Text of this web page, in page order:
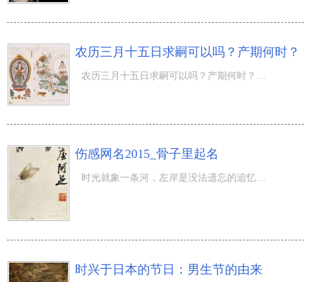
农历三月十五日求嗣可以吗？产期何时？
伤感网名2015_骨子里起名
时兴于日本的节日：男生节的由来